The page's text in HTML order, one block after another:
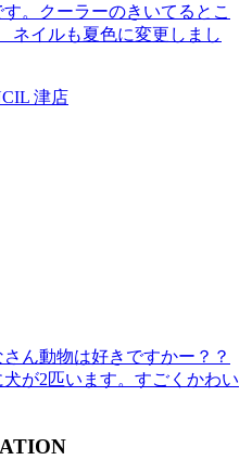
。クーラーのきいてるとこ
ネイルも夏色に変更しまし
津店
ん動物は好きですかー？？
が2匹います。すごくかわい